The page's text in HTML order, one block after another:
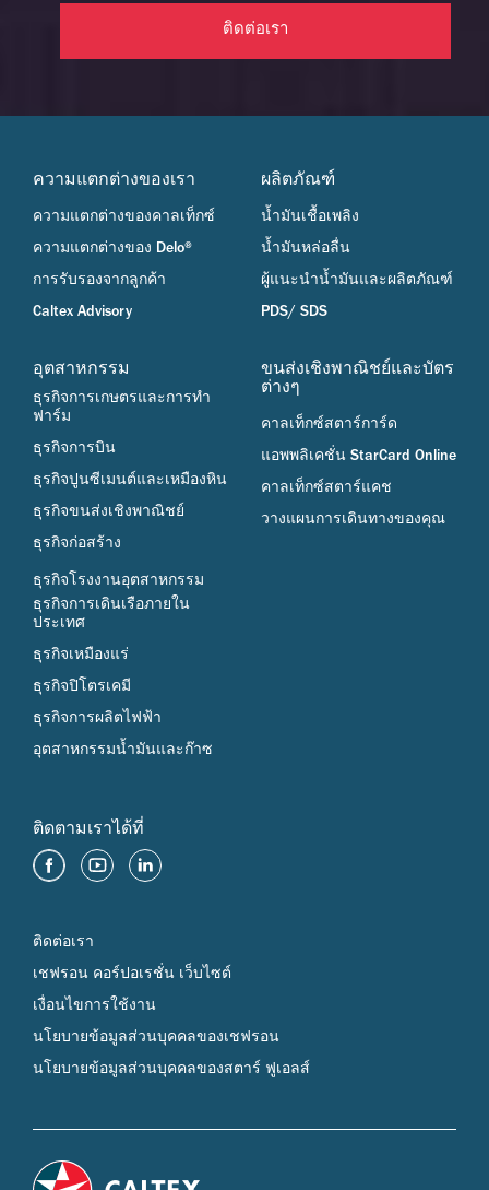
ติดต่อเรา
ความแตกต่างของเรา
ความแตกต่างของคาลเท็กซ์
ความแตกต่างของ Delo®
การรับรองจากลูกค้า
Caltex Advisory
อุตสาหกรรม
ธุรกิจการเกษตรและการทำ
ฟาร์ม
ธุรกิจการบิน
ธุรกิจปูนซีเมนต์และเหมืองหิน
ธุรกิจขนส่งเชิงพาณิชย์
ธุรกิจก่อสร้าง
ธุรกิจโรงงานอุตสาหกรรม
ธุรกิจการเดินเรือภายใน
ประเทศ
ธุรกิจเหมืองแร่
ธุรกิจปิโตรเคมี
ธุรกิจการผลิตไฟฟ้า
อุตสาหกรรมน้ำมันและก๊าซ
ผลิตภัณฑ์
น้ำมันเชื้อเพลิง
น้ำมันหล่อลื่น
ผู้แนะนำน้ำมันและผลิตภัณฑ์
PDS/ SDS
ขนส่งเชิงพาณิชย์และบัตร
ต่างๆ
คาลเท็กซ์สตาร์การ์ด
แอพพลิเคชั่น StarCard Online
คาลเท็กซ์สตาร์แคช
วางแผนการเดินทางของคุณ
ติดตามเราได้ที่
ติดต่อเรา
เชฟรอน คอร์ปอเรชั่น เว็บไซต์
เงื่อนไขการใช้งาน
นโยบายข้อมูลส่วนบุคคลของเชฟรอน
นโยบายข้อมูลส่วนบุคคลของสตาร์ ฟูเอลส์